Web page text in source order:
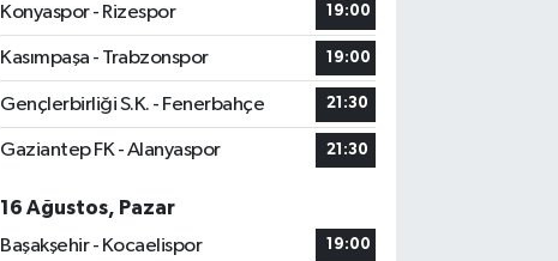
Konyaspor - Rizespor
19:00
Kasımpaşa - Trabzonspor 19:00
Gençlerbirliği S.K. - Fenerbahçe 21:30
Gaziantep FK - Alanyaspor 21:30
16 Ağustos, Pazar
Başakşehir - Kocaelispor
19:00